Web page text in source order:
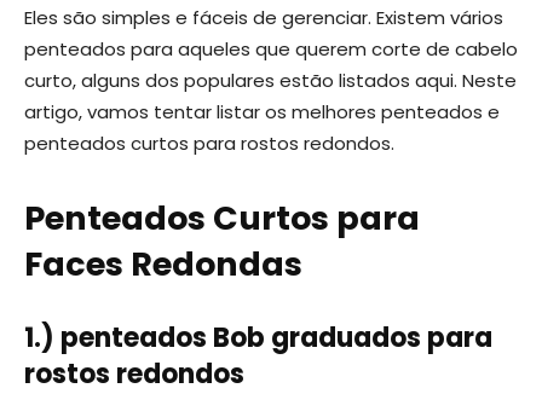
Eles são simples e fáceis de gerenciar. Existem vários
penteados para aqueles que querem corte de cabelo
curto, alguns dos populares estão listados aqui. Neste
artigo, vamos tentar listar os melhores penteados e
penteados curtos para rostos redondos.
Penteados Curtos para
Faces Redondas
1.) penteados Bob graduados para
rostos redondos